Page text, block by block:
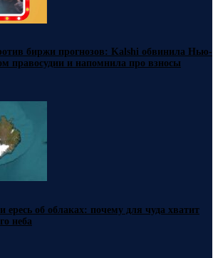
биржи прогнозов: Kalshi обвинила Нью-
правосудии и напомнила про взносы
ересь об облаках: почему для чуда хватит
неба